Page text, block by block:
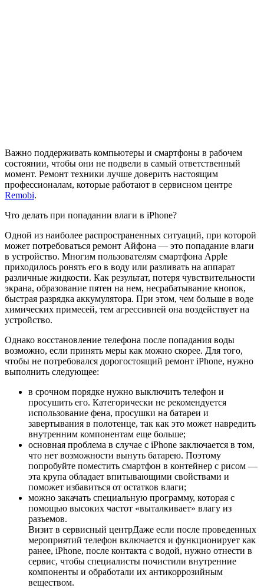
Важно поддерживать компьютеры и смартфоны в рабочем
состоянии, чтобы они не подвели в самый ответственный
момент. Ремонт техники лучше доверить настоящим
профессионалам, которые работают в сервисном центре
Remobi.
Что делать при попадании влаги в iPhone?
Одной из наиболее распространенных ситуаций, при которой
может потребоваться ремонт Айфона — это попадание влаги
в устройство. Многим пользователям смартфона Apple
приходилось ронять его в воду или разливать на аппарат
различные жидкости. Как результат, потеря чувствительности
экрана, образование пятен на нем, несрабатывание кнопок,
быстрая разрядка аккумулятора. При этом, чем больше в воде
химических примесей, тем агрессивней она воздействует на
устройство.
Однако восстановление телефона после попадания воды
возможно, если принять меры как можно скорее. Для того,
чтобы не потребовался дорогостоящий ремонт iPhone, нужно
выполнить следующее:
в срочном порядке нужно выключить телефон и
просушить его. Категорически не рекомендуется
использование фена, просушки на батареи и
завертывания в полотенце, так как это может навредить
внутренним компонентам еще больше;
основная проблема в случае с iPhone заключается в том,
что нет возможности вынуть батарею. Поэтому
попробуйте поместить смартфон в контейнер с рисом —
эта крупа обладает впитывающими свойствами и
поможет избавиться от остатков влаги;
можно закачать специальную программу, которая с
помощью высоких частот «выталкивает» влагу из
разъемов.
Визит в сервисный центрДаже если после проведенных
мероприятий телефон включается и функционирует как
ранее, iPhone, после контакта с водой, нужно отнести в
сервис, чтобы специалисты почистили внутренние
компоненты и обработали их антикоррозийным
веществом.